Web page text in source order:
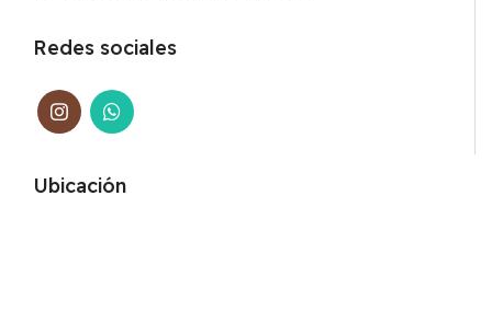
Redes sociales
Ubicación